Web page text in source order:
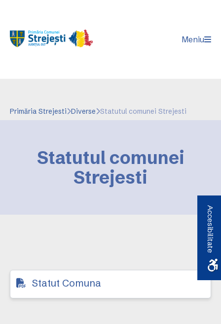
Meniu
Primăria Strejesti Diverse Statutul comunei Strejesti
Statutul comunei
Strejesti
Statut Comuna
Accesibilitate